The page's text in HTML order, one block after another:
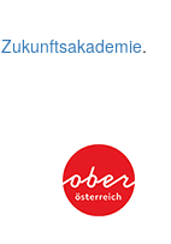
Zukunftsakademie.